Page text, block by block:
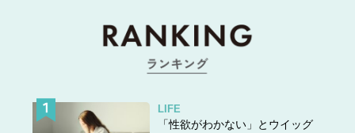
LIFE
「性欲がわかない」とウイッグ